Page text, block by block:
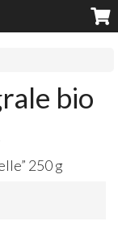
bio
250 g